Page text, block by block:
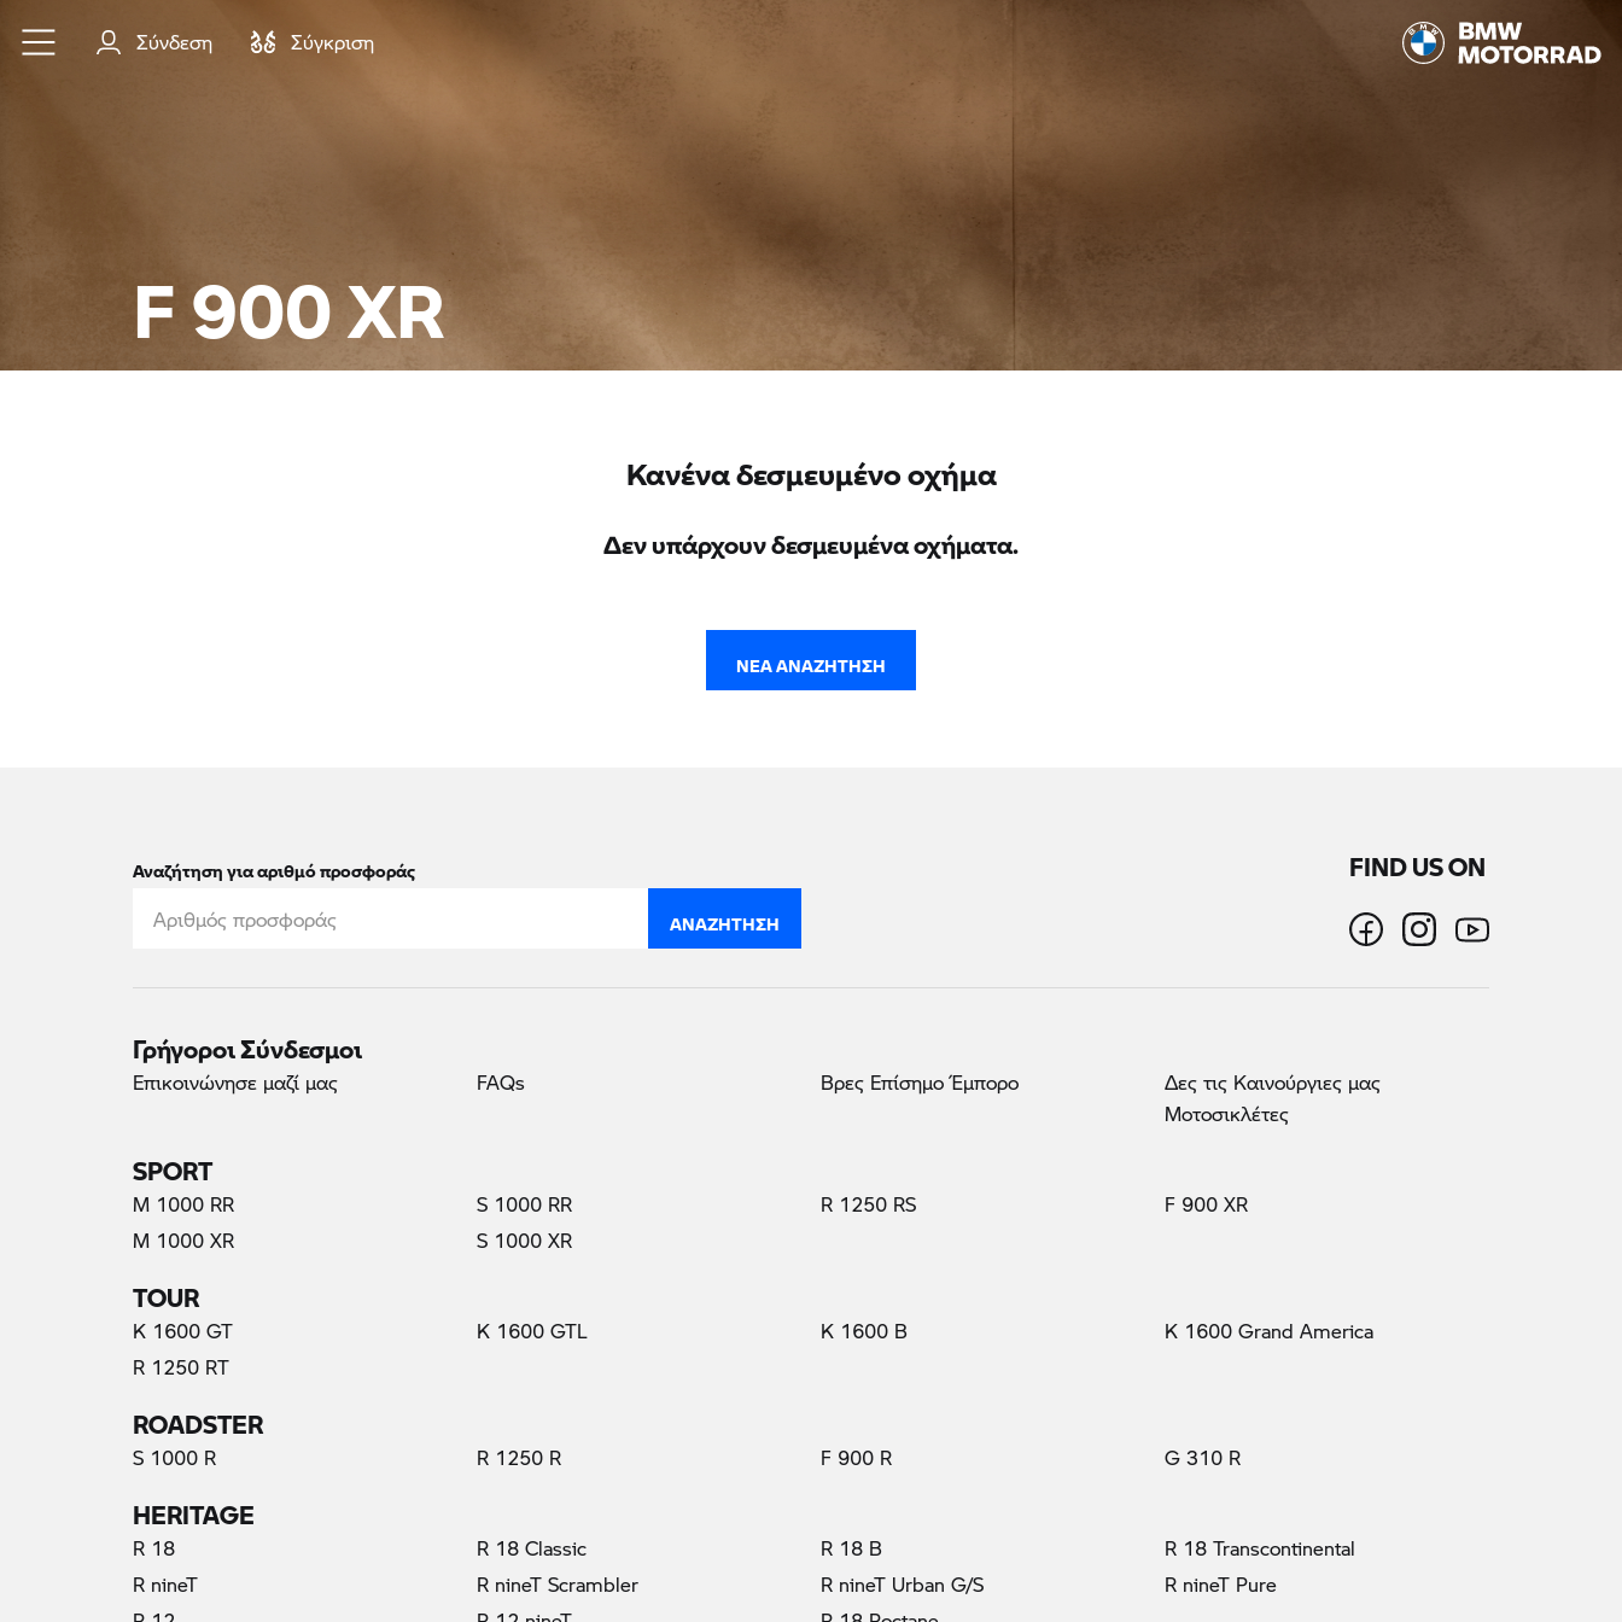
Μετάβαση στο κύριο περιεχόμενο
Σύνδεση Σύγκριση
F 900 XR
Κανένα δεσμευμένο οχήμα
Δεν υπάρχουν δεσμευμένα οχήματα.
ΝΈΑ ΑΝΑΖΉΤΗΣΗ
Αναζήτηση για αριθμό προσφοράς
ΑΝΑΖΉΤΗΣΗ
FIND US ON
Γρήγοροι Σύνδεσμοι
Επικοινώνησε μαζί μας FAQs Βρες Επίσημο Έμπορο
Δες τις Καινούργιες μας
Μοτοσικλέτες
SPORT
M 1000 RR S 1000 RR R 1250 RS F 900 XR(τρέχον)
M 1000 XR
S 1000 XR
TOUR
K 1600 GT K 1600 GTL K 1600 B
K 1600 Grand America
R 1250 RT
ROADSTER
S 1000 R R 1250 R F 900 R G 310 R
HERITAGE
R 18 R 18 Classic R 18 B
R 18 Transcontinental
R nineT
R nineT Scrambler R nineT Urban G/S
R nineT Pure